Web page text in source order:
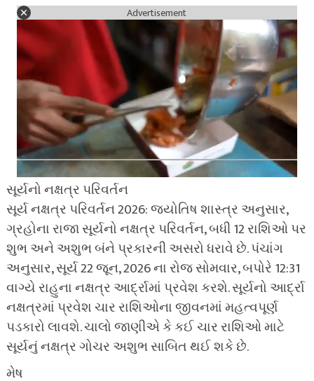
Advertisement
સૂર્યનો નક્ષત્ર પરિવર્તન
સૂર્ય નક્ષત્ર પરિવર્તન 2026: જ્યોતિષ શાસ્ત્ર અનુસાર,
ગ્રહોના રાજા સૂર્યનો નક્ષત્ર પરિવર્તન, બધી 12 રાશિઓ પર
શુભ અને અશુભ બંને પ્રકારની અસરો ધરાવે છે. પંચાંગ
અનુસાર, સૂર્ય 22 જૂન, 2026 ના રોજ સોમવાર, બપોરે 12:31
વાગ્યે રાહુના નક્ષત્ર આર્દ્રામાં પ્રવેશ કરશે. સૂર્યનો આર્દ્રા
નક્ષત્રમાં પ્રવેશ ચાર રાશિઓના જીવનમાં મહત્વપૂર્ણ
પડકારો લાવશે. ચાલો જાણીએ કે કઈ ચાર રાશિઓ માટે
સૂર્યનું નક્ષત્ર ગોચર અશુભ સાબિત થઈ શકે છે.
મેષ